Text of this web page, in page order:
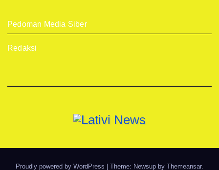
Pedoman Media Siber
Redaksi
Proudly powered by WordPress Theme: Newsup by Themeansar.